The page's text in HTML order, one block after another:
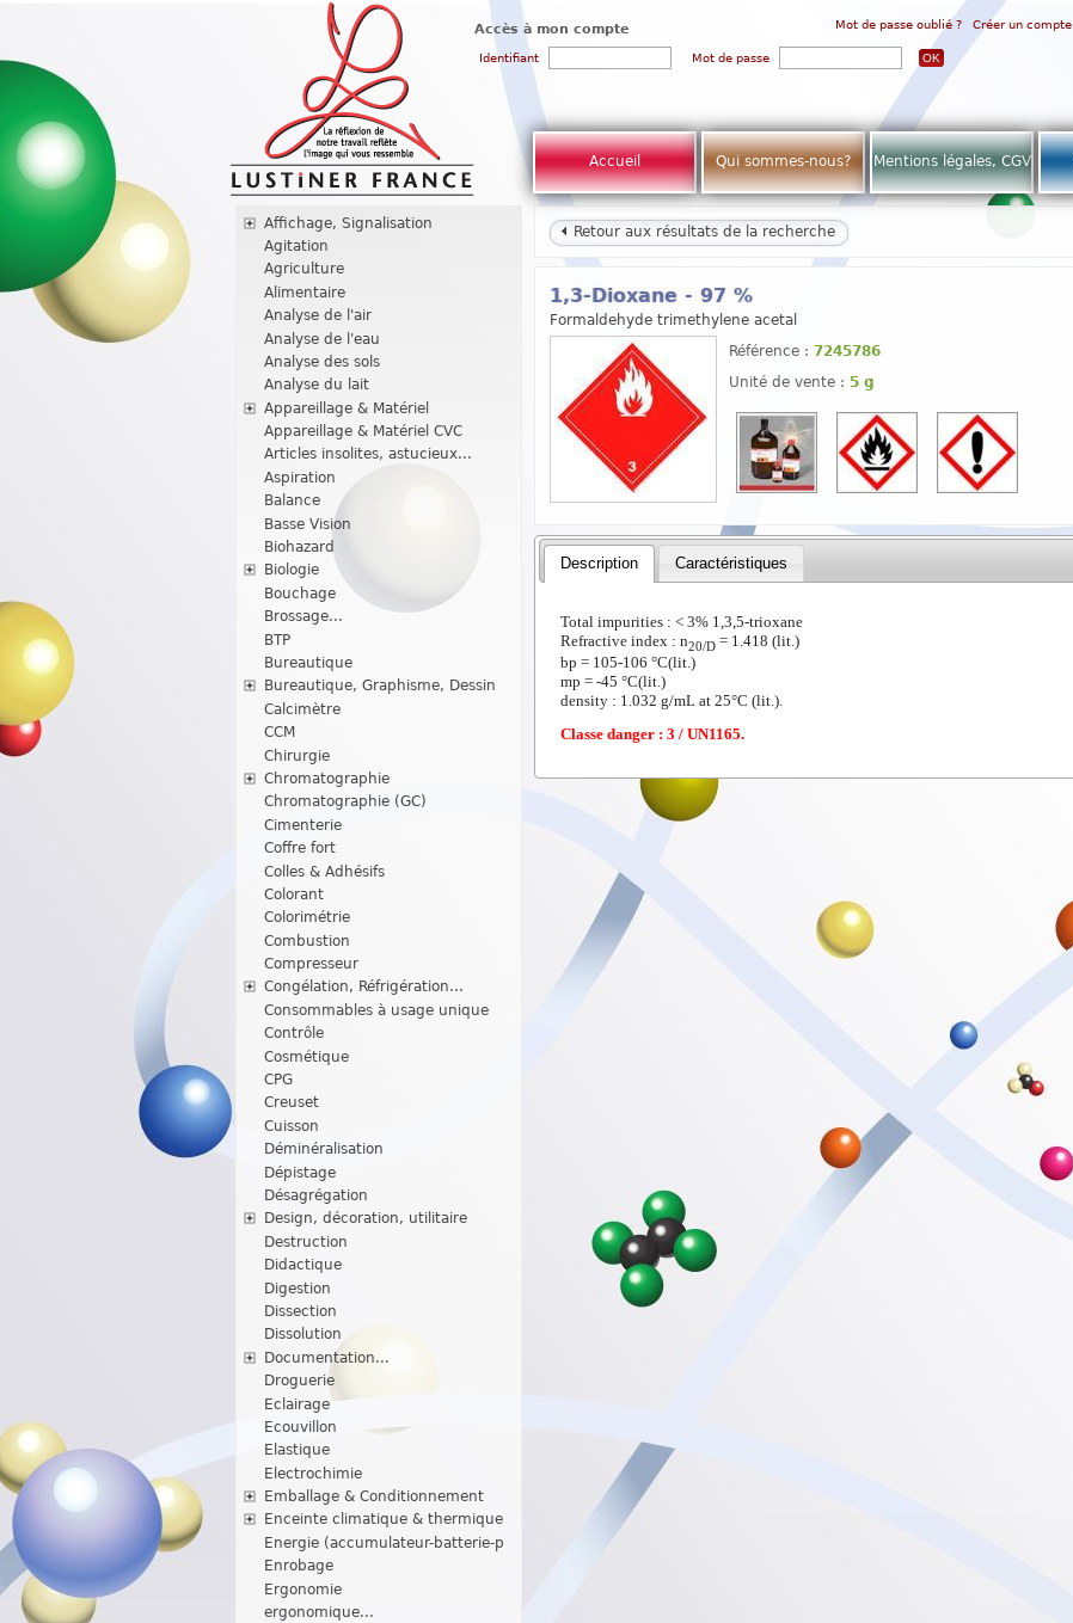
Accès à mon compte Mot de passe oublié ? Créer un compte
Identifiant Mot de passe
Accueil Qui sommes-nous? Mentions légales, CGV
Affichage, Signalisation
Agitation
Agriculture
Alimentaire
Analyse de l'air
Analyse de l'eau
Analyse des sols
Analyse du lait
Appareillage & Matériel
Appareillage & Matériel CVC
Articles insolites, astucieux...
Aspiration
Balance
Basse Vision
Biohazard
Biologie
Bouchage
Brossage...
BTP
Bureautique
Bureautique, Graphisme, Dessin
Calcimètre
CCM
Chirurgie
Chromatographie
Chromatographie (GC)
Cimenterie
Coffre fort
Colles & Adhésifs
Colorant
Colorimétrie
Combustion
Compresseur
Congélation, Réfrigération...
Consommables à usage unique
Contrôle
Cosmétique
CPG
Creuset
Cuisson
Déminéralisation
Dépistage
Désagrégation
Design, décoration, utilitaire
Destruction
Didactique
Digestion
Dissection
Dissolution
Documentation...
Droguerie
Eclairage
Ecouvillon
Elastique
Electrochimie
Emballage & Conditionnement
Enceinte climatique & thermique
Energie (accumulateur-batterie-p
Enrobage
Ergonomie
ergonomique...
Retour aux résultats de la recherche
1,3-Dioxane - 97 %
Formaldehyde trimethylene acetal
Référence : 7245786
Unité de vente : 5 g
Description Caractéristiques
Total impurities : < 3% 1,3,5-trioxane
Refractive index : n20/D = 1.418 (lit.)
bp = 105-106 °C(lit.)
mp = -45 °C(lit.)
density : 1.032 g/mL at 25°C (lit.).
Classe danger : 3 / UN1165.